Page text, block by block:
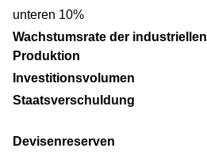
unteren 10%
Wachstumsrate der industriellen
Produktion
Investitionsvolumen
Staatsverschuldung
Devisenreserven